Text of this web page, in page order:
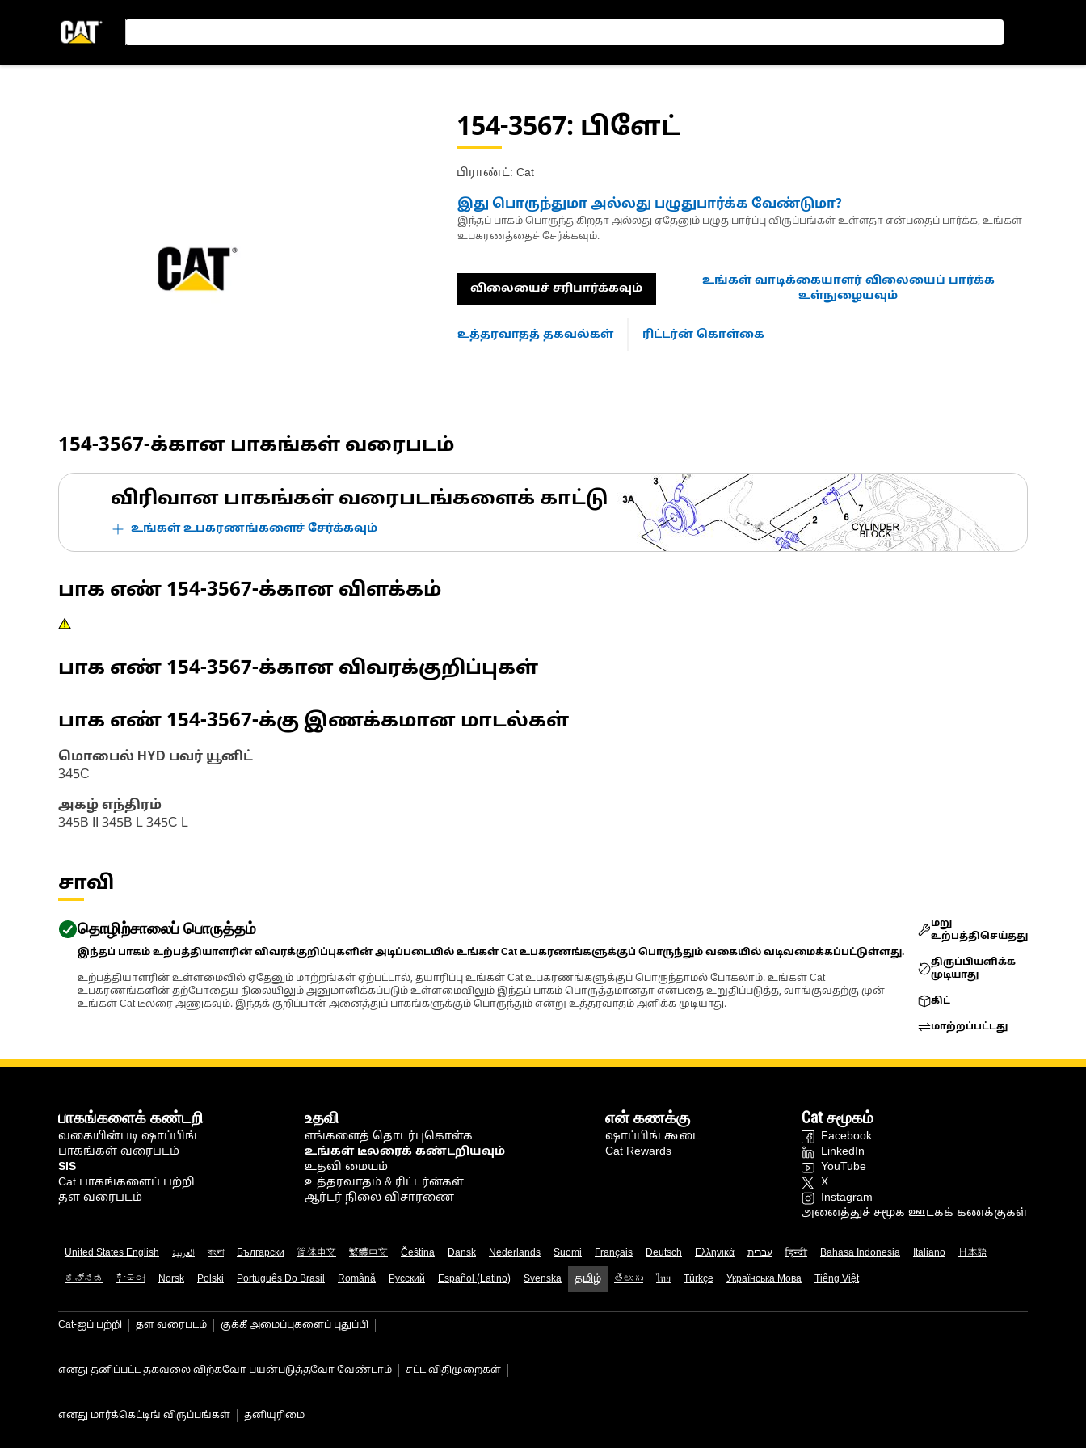
154-3567: பிளேட்
பிராண்ட்: Cat
இது பொருந்துமா அல்லது பழுதுபார்க்க வேண்டுமா?
இந்தப் பாகம் பொருந்துகிறதா அல்லது ஏதேனும் பழுதுபார்ப்பு விருப்பங்கள் உள்ளதா என்பதைப் பார்க்க, உங்கள்
உபகரணத்தைச் சேர்க்கவும்.
விலையைச் சரிபார்க்கவும்
உங்கள் வாடிக்கையாளர் விலையைப் பார்க்க
உள்நுழையவும்
உத்தரவாதத் தகவல்கள் ரிட்டர்ன் கொள்கை
154-3567-க்கான பாகங்கள் வரைபடம்
விரிவான பாகங்கள் வரைபடங்களைக் காட்டு
உங்கள் உபகரணங்களைச் சேர்க்கவும்
பாக எண் 154-3567-க்கான விளக்கம்
பாக எண் 154-3567-க்கான விவரக்குறிப்புகள்
பாக எண் 154-3567-க்கு இணக்கமான மாடல்கள்
மொபைல் HYD பவர் யூனிட்
345C
அகழ் எந்திரம்
345B II 345B L 345C L
சாவி
தொழிற்சாலைப் பொருத்தம்
இந்தப் பாகம் உற்பத்தியாளரின் விவரக்குறிப்புகளின் அடிப்படையில் உங்கள் Cat உபகரணங்களுக்குப் பொருந்தும் வகையில் வடிவமைக்கப்பட்டுள்ளது.
உற்பத்தியாளரின் உள்ளமைவில் ஏதேனும் மாற்றங்கள் ஏற்பட்டால், தயாரிப்பு உங்கள் Cat உபகரணங்களுக்குப் பொருந்தாமல் போகலாம். உங்கள் Cat
உபகரணங்களின் தற்போதைய நிலையிலும் அனுமானிக்கப்படும் உள்ளமைவிலும் இந்தப் பாகம் பொருத்தமானதா என்பதை உறுதிப்படுத்த, வாங்குவதற்கு முன்
உங்கள் Cat டீலரை அணுகவும். இந்தக் குறிப்பான் அனைத்துப் பாகங்களுக்கும் பொருந்தும் என்று உத்தரவாதம் அளிக்க முடியாது.
மறு
உற்பத்திசெய்தது
திருப்பியளிக்க
முடியாது
கிட்
மாற்றப்பட்டது
பாகங்களைக் கண்டறி
வகையின்படி ஷாப்பிங்
பாகங்கள் வரைபடம்
SIS
Cat பாகங்களைப் பற்றி
தள வரைபடம்
உதவி
எங்களைத் தொடர்புகொள்க
உங்கள் டீலரைக் கண்டறியவும்
உதவி மையம்
உத்தரவாதம் & ரிட்டர்ன்கள்
ஆர்டர் நிலை விசாரணை
என் கணக்கு
ஷாப்பிங் கூடை
Cat Rewards
Cat சமூகம்
Facebook
LinkedIn
YouTube
X
Instagram
அனைத்துச் சமூக ஊடகக் கணக்குகள்
United States English العربية বাংলা Български 简体中文 繁體中文 Čeština Dansk Nederlands Suomi Français Deutsch Ελληνικά עברית हिन्दी Bahasa Indonesia Italiano 日本語
ಕನ್ನಡ 한국어 Norsk Polski Português Do Brasil Română Русский Español (Latino) Svenska தமிழ் తెలుగు ไทย Türkçe Українська Мова Tiếng Việt
Cat-ஐப் பற்றி தள வரைபடம் குக்கீ அமைப்புகளைப் புதுப்பி
எனது தனிப்பட்ட தகவலை விற்கவோ பயன்படுத்தவோ வேண்டாம் சட்ட விதிமுறைகள்
எனது மார்க்கெட்டிங் விருப்பங்கள் தனியுரிமை